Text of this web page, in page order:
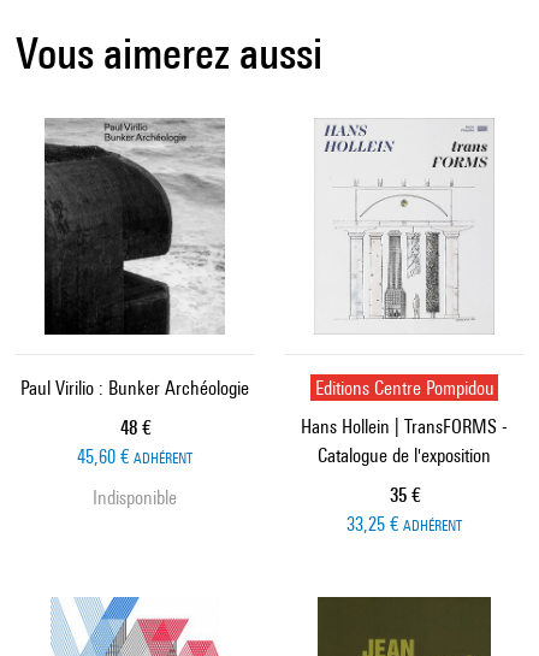
Vous aimerez aussi
Paul Virilio : Bunker Archéologie
Prix ​​actuel
48 €
45,60 € ADHÉRENT
Indisponible
Editions Centre Pompidou
Hans Hollein | TransFORMS -
Catalogue de l'exposition
Prix ​​actuel
35 €
33,25 € ADHÉRENT